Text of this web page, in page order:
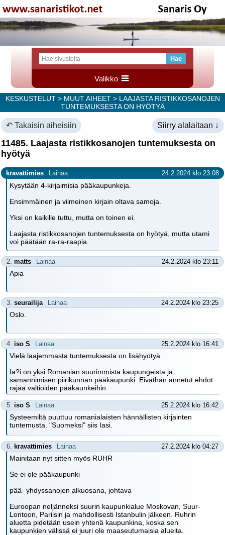
Valikko
KESKUSTELUT> MUUT AIHEET> LAAJASTA RISTIKKOSANOJEN
TUNTEMUKSESTA ON HYÖTYÄ
↶ Takaisin aiheisiin Siirry alalaitaan ↓
11485. Laajasta ristikkosanojen tuntemuksesta on
hyötyä
kravattimies Lainaa 24.2.2024 klo 23:08
Kysytään 4-kirjaimisia pääkaupunkeja.
Ensimmäinen ja viimeinen kirjain oltava samoja.
Yksi on kaikille tuttu, mutta on toinen ei.
Laajasta ristikkosanojen tuntemuksesta on hyötyä, mutta utami
voi päätään ra-ra-raapia.
2. matts Lainaa 24.2.2024 klo 23:11
Apia
3. seurailija Lainaa 24.2.2024 klo 23:25
Oslo.
4. iso S Lainaa 25.2.2024 klo 16:41
Vielä laajemmasta tuntemuksesta on lisähyötyä.
Ia?i on yksi Romanian suurimmista kaupungeista ja
samannimisen piirikunnan pääkaupunki. Eiväthän annetut ehdot
rajaa valtioiden pääkaunkeihin.
5. iso S Lainaa 25.2.2024 klo 16:42
Systeemiltä puuttuu romanialaisten hännällisten kirjainten
tuntemusta. "Suomeksi" siis Iasi.
6. kravattimies Lainaa 27.2.2024 klo 04:27
Mainitaan nyt sitten myös RUHR
Se ei ole pääkaupunki
pää- yhdyssanojen alkuosana, johtava
Euroopan neljänneksi suurin kaupunkialue Moskovan, Suur-
Lontoon, Pariisin ja mahdollisesti Istanbulin jälkeen. Ruhrin
aluetta pidetään usein yhtenä kaupunkina, koska sen
kaupunkien välissä ei juuri ole maaseutumaisia alueita.